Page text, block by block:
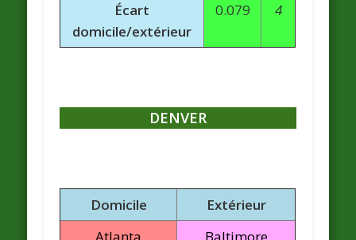
Écart
domicile/extérieur
0.079 4
DENVER
Domicile
Extérieur